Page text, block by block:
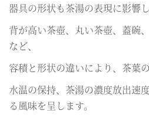
器具の形状も茶湯の表現に影響し
背が高い茶壺、丸い茶壺、蓋碗
など、
容積と形状の違いにより、茶葉
水温の保持、茶湯の濃度放出速
る風味を呈します。